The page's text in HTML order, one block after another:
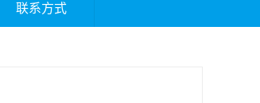
联系方式